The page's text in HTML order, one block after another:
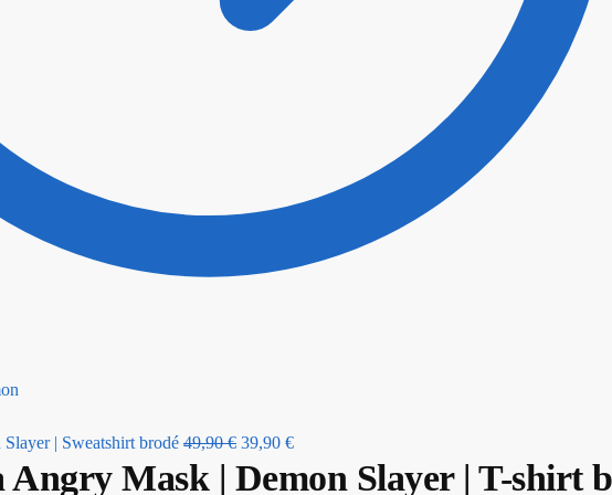
| Sweatshirt brodé 49,90€ 39,90 €
Mask | Demon Slayer | T-shirt